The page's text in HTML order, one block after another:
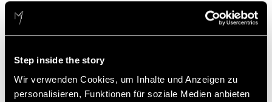
Step inside the story
Wir verwenden Cookies, um Inhalte und Anzeigen zu
personalisieren, Funktionen für soziale Medien anbieten
Objekten. Wenn Besuchende Dinge begreifen und
erleben, begeistern sie sich langfristig und entwickeln
etwas für Kinder. Im Gegenteil: Alle Altersgruppen
ringen hochmotiviert um Bestzeiten.“